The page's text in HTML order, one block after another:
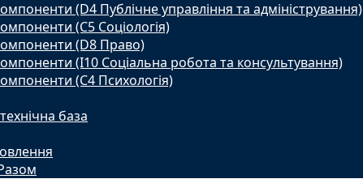
(D4 Публічне управління та адміністрування)
(С5 Соціологія)
(D8 Право)
(I10 Соціальна робота та консультування)
(С4 Психологія)
база